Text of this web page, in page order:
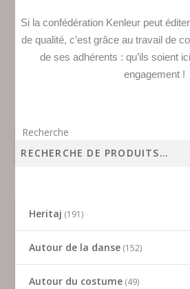
Si la confédération Kenleur peut
de qualité, c’est grâce au travail de
de ses adhérents : qu’ils soient
engagement !
Recherche
Heritaj 191
Autour de la danse 152
Autour du costume 49